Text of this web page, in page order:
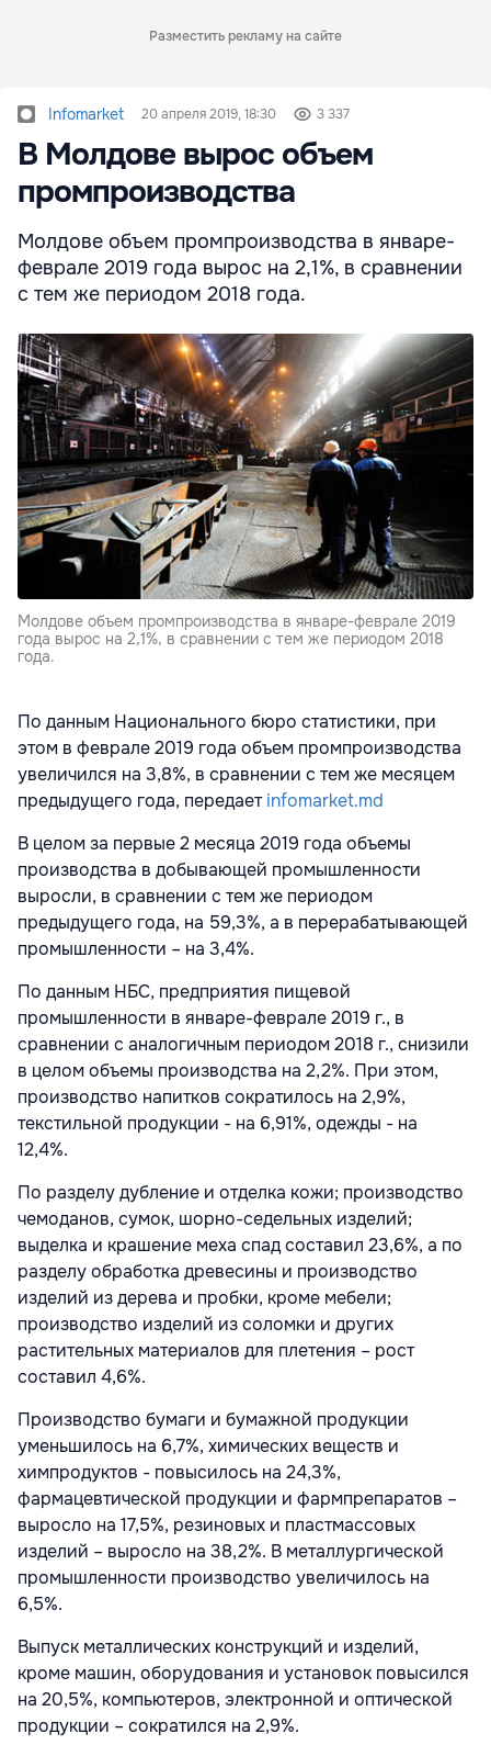
Разместить рекламу на сайте
Infomarket 20 апреля 2019, 18:30 3 337
В Молдове вырос объем
промпроизводства
Молдове объем промпроизводства в январе-
феврале 2019 года вырос на 2,1%, в сравнении
с тем же периодом 2018 года.
Молдове объем промпроизводства в январе-феврале 2019
года вырос на 2,1%, в сравнении с тем же периодом 2018
года.
По данным Национального бюро статистики, при
этом в феврале 2019 года объем промпроизводства
увеличился на 3,8%, в сравнении с тем же месяцем
предыдущего года, передаетinfomarket.md
В целом за первые 2 месяца 2019 года объемы
производства в добывающей промышленности
выросли, в сравнении с тем же периодом
предыдущего года, на 59,3%, а в перерабатывающей
промышленности – на 3,4%.
По данным НБС, предприятия пищевой
промышленности в январе-феврале 2019 г., в
сравнении с аналогичным периодом 2018 г., снизили
в целом объемы производства на 2,2%. При этом,
производство напитков сократилось на 2,9%,
текстильной продукции - на 6,91%, одежды - на
12,4%.
По разделу дубление и отделка кожи; производство
чемоданов, сумок, шорно-седельных изделий;
выделка и крашение меха спад составил 23,6%, а по
разделу обработка древесины и производство
изделий из дерева и пробки, кроме мебели;
производство изделий из соломки и других
растительных материалов для плетения – рост
составил 4,6%.
Производство бумаги и бумажной продукции
уменьшилось на 6,7%, химических веществ и
химпродуктов - повысилось на 24,3%,
фармацевтической продукции и фармпрепаратов –
выросло на 17,5%, резиновых и пластмассовых
изделий – выросло на 38,2%. В металлургической
промышленности производство увеличилось на
6,5%.
Выпуск металлических конструкций и изделий,
кроме машин, оборудования и установок повысился
на 20,5%, компьютеров, электронной и оптической
продукции – сократился на 2,9%.